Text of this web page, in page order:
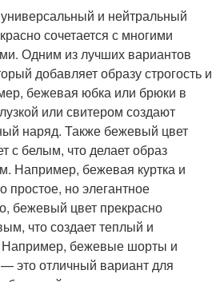
и нейтральный
сочетается с многими
Одним из лучших вариантов
добавляет образу строгость и
бежевая юбка или брюки в
или свитером создают
наряд. Также бежевый цвет
с белым, что делает образ
Например, бежевая куртка и
простое, но элегантное
бежевый цвет прекрасно
что создает теплый и
Например, бежевые шорты и
это отличный вариант для